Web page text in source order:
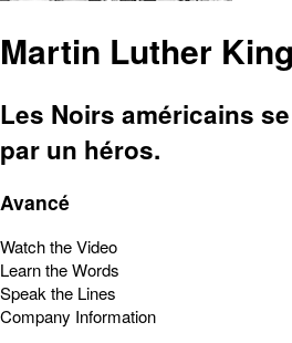
Martin Luther
Les Noirs américains
par un héros.
Avancé
Watch the Video
Learn the Words
Speak the Lines
Company Information